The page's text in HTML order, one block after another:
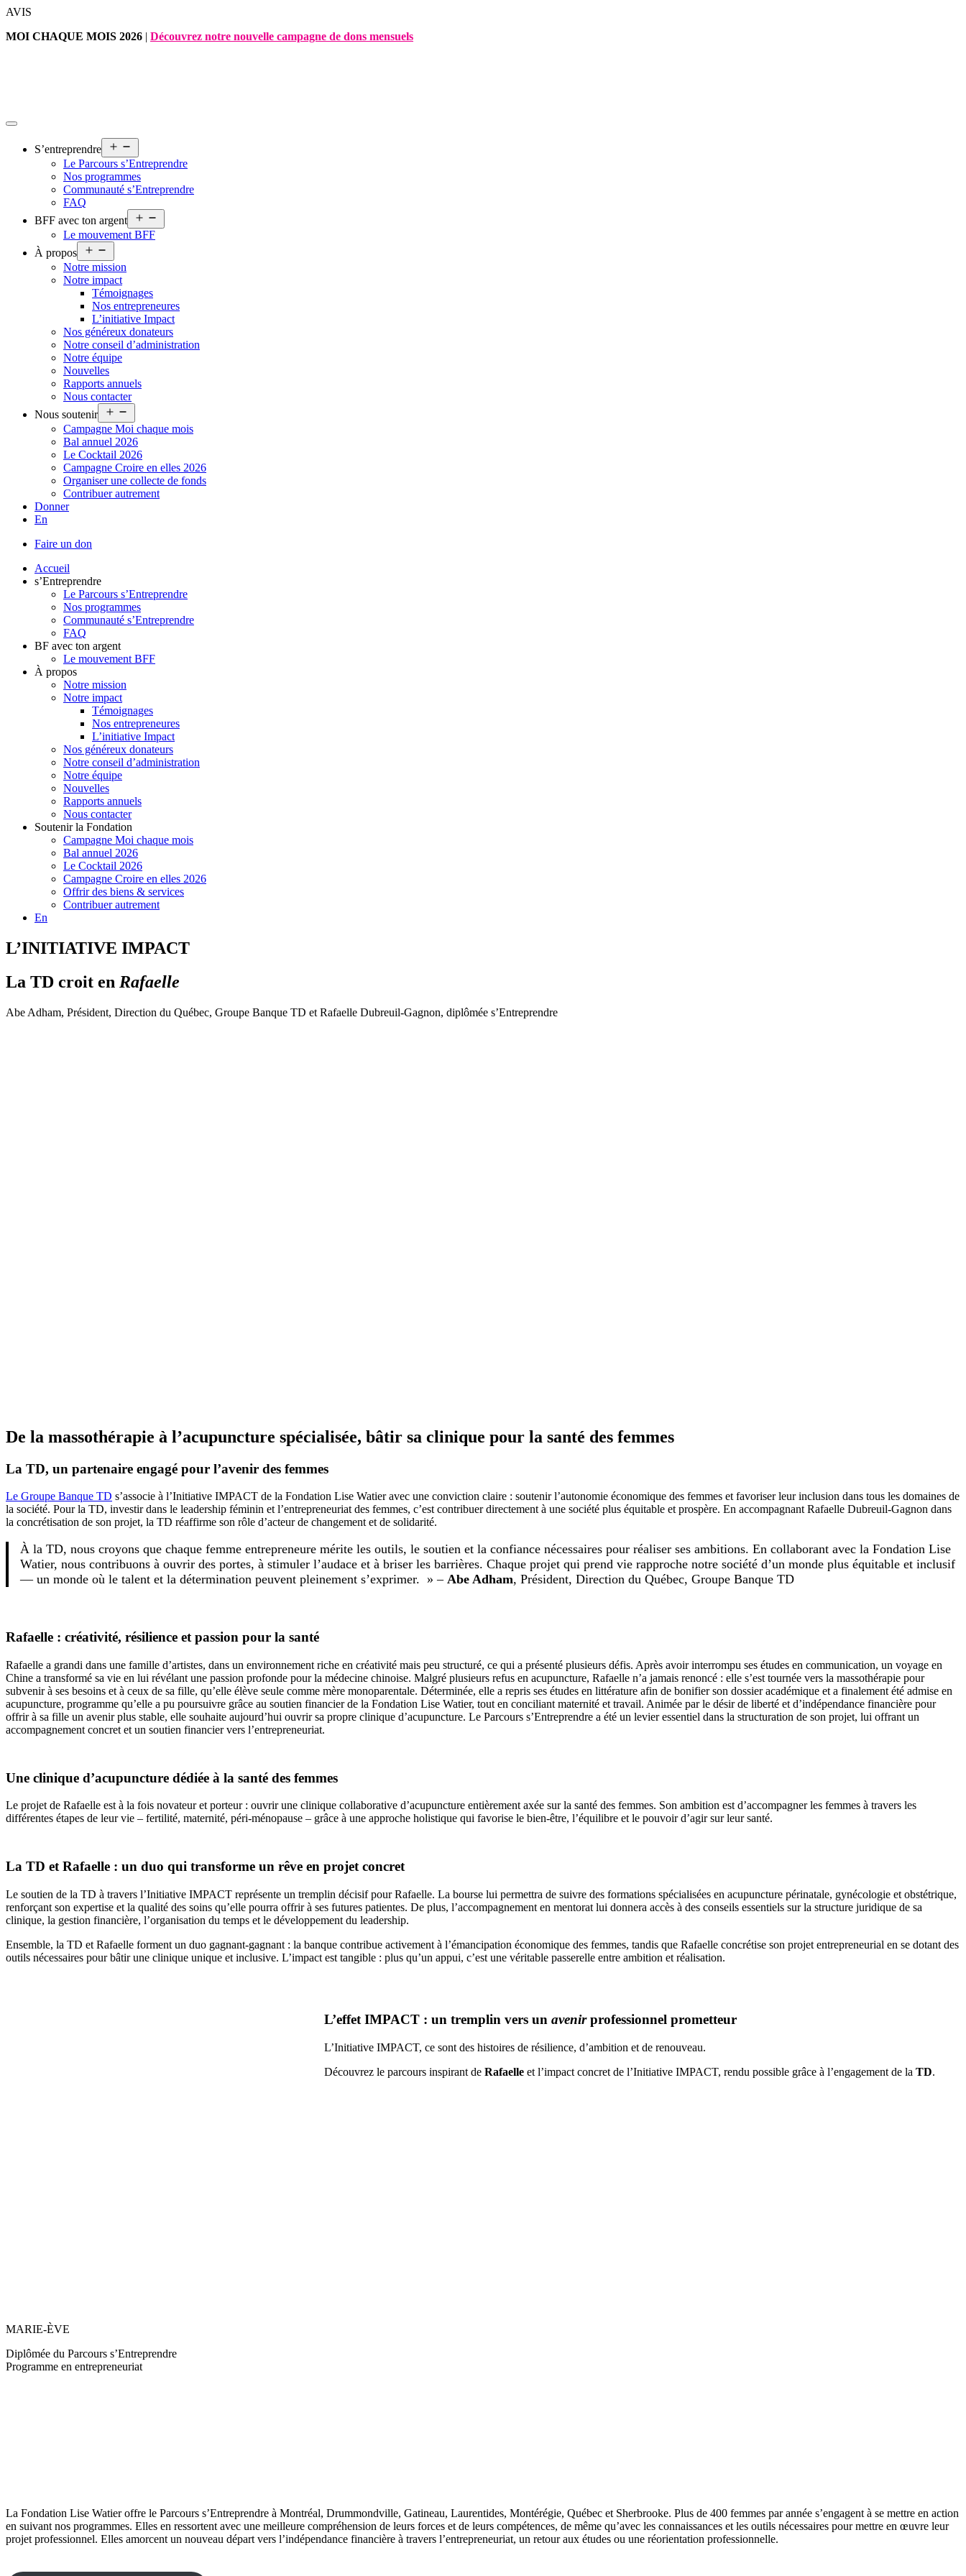
Aller
contenu
AVIS
MOI CHAQUE MOIS 2026 | Découvrez notre nouvelle campagne de dons mensuels
S’entreprendre
le
menu
Le Parcours s’Entreprendre
Nos programmes
Communauté s’Entreprendre
FAQ
BFF avec ton argent
le
Le mouvement BFF
À propos
le
menu
Notre mission
Notre impact
Témoignages
Nos entrepreneures
L’initiative Impact
Nos généreux donateurs
Notre conseil d’administration
Notre équipe
Nouvelles
Rapports annuels
Nous contacter
Nous soutenir
le
menu
Campagne Moi chaque mois
Bal annuel 2026
Le Cocktail 2026
Campagne Croire en elles 2026
Organiser une collecte de fonds
Contribuer autrement
Donner
En
Faire un don
Accueil
s’Entreprendre
Le Parcours s’Entreprendre
Nos programmes
Communauté s’Entreprendre
FAQ
BF avec ton argent
Le mouvement BFF
À propos
Notre mission
Notre impact
Témoignages
Nos entrepreneures
L’initiative Impact
Nos généreux donateurs
Notre conseil d’administration
Notre équipe
Nouvelles
Rapports annuels
Nous contacter
Soutenir la Fondation
Campagne Moi chaque mois
Bal annuel 2026
Le Cocktail 2026
Campagne Croire en elles 2026
Offrir des biens & services
Contribuer autrement
En
L’INITIATIVE IMPACT
La TD croit en Rafaelle
Abe Adham, Président, Direction du Québec, Groupe Banque TD​ et Rafaelle Dubreuil-Gagnon, diplômée s’Entreprendre
De la massothérapie à l’acupuncture spécialisée, bâtir sa clinique pour la santé des femmes
La TD, un partenaire engagé pour l’avenir des femmes
Le Groupe Banque TD s’associe à l’Initiative IMPACT de la Fondation Lise Watier avec une conviction claire : soutenir l’autonomie économique des femmes et favoriser leur inclusion dans tous les domaines de
la société. Pour la TD, investir dans le leadership féminin et l’entrepreneuriat des femmes, c’est contribuer directement à une société plus équitable et prospère. En accompagnant Rafaelle Dubreuil-Gagnon dans
la concrétisation de son projet, la TD réaffirme son rôle d’acteur de changement et de solidarité.
À la TD, nous croyons que chaque femme entrepreneure mérite les outils, le soutien et la confiance nécessaires pour réaliser ses ambitions. En collaborant avec la Fondation Lise
Watier, nous contribuons à ouvrir des portes, à stimuler l’audace et à briser les barrières. Chaque projet qui prend vie rapproche notre société d’un monde plus équitable et inclusif
— un monde où le talent et la détermination peuvent pleinement s’exprimer. » – Abe Adham, Président, Direction du Québec, Groupe Banque TD​
Rafaelle : créativité, résilience et passion pour la santé
Rafaelle a grandi dans une famille d’artistes, dans un environnement riche en créativité mais peu structuré, ce qui a présenté plusieurs défis. Après avoir interrompu ses études en communication, un voyage en
Chine a transformé sa vie en lui révélant une passion profonde pour la médecine chinoise. Malgré plusieurs refus en acupuncture, Rafaelle n’a jamais renoncé : elle s’est tournée vers la massothérapie pour
subvenir à ses besoins et à ceux de sa fille, qu’elle élève seule comme mère monoparentale. Déterminée, elle a repris ses études en littérature afin de bonifier son dossier académique et a finalement été admise en
acupuncture, programme qu’elle a pu poursuivre grâce au soutien financier de la Fondation Lise Watier, tout en conciliant maternité et travail. Animée par le désir de liberté et d’indépendance financière pour
offrir à sa fille un avenir plus stable, elle souhaite aujourd’hui ouvrir sa propre clinique d’acupuncture. Le Parcours s’Entreprendre a été un levier essentiel dans la structuration de son projet, lui offrant un
accompagnement concret et un soutien financier vers l’entrepreneuriat.
Une clinique d’acupuncture dédiée à la santé des femmes
Le projet de Rafaelle est à la fois novateur et porteur : ouvrir une clinique collaborative d’acupuncture entièrement axée sur la santé des femmes. Son ambition est d’accompagner les femmes à travers les
différentes étapes de leur vie – fertilité, maternité, péri-ménopause – grâce à une approche holistique qui favorise le bien-être, l’équilibre et le pouvoir d’agir sur leur santé.
La TD et Rafaelle : un duo qui transforme un rêve en projet concret
Le soutien de la TD à travers l’Initiative IMPACT représente un tremplin décisif pour Rafaelle. La bourse lui permettra de suivre des formations spécialisées en acupuncture périnatale, gynécologie et obstétrique,
renforçant son expertise et la qualité des soins qu’elle pourra offrir à ses futures patientes. De plus, l’accompagnement en mentorat lui donnera accès à des conseils essentiels sur la structure juridique de sa
clinique, la gestion financière, l’organisation du temps et le développement du leadership.
Ensemble, la TD et Rafaelle forment un duo gagnant-gagnant : la banque contribue activement à l’émancipation économique des femmes, tandis que Rafaelle concrétise son projet entrepreneurial en se dotant des
outils nécessaires pour bâtir une clinique unique et inclusive. L’impact est tangible : plus qu’un appui, c’est une véritable passerelle entre ambition et réalisation.
L’effet IMPACT : un tremplin vers un avenirprofessionnel prometteur
L’Initiative IMPACT, ce sont des histoires de résilience, d’ambition et de renouveau.
Découvrez le parcours inspirant de Rafaelleet l’impact concret de l’Initiative IMPACT, rendu possible grâce à l’engagement de la TD.
MARIE-ÈVE
Diplômée du Parcours s’Entreprendre
Programme en entrepreneuriat
La Fondation Lise Watier offre le Parcours s’Entreprendre à Montréal, Drummondville, Gatineau, Laurentides, Montérégie, Québec et Sherbrooke. Plus de 400 femmes par année s’engagent à se mettre en action
en suivant nos programmes. Elles en ressortent avec une meilleure compréhension de leurs forces et de leurs compétences, de même qu’avec les connaissances et les outils nécessaires pour mettre en œuvre leur
projet professionnel. Elles amorcent un nouveau départ vers l’indépendance financière à travers l’entrepreneuriat, un retour aux études ou une réorientation professionnelle.